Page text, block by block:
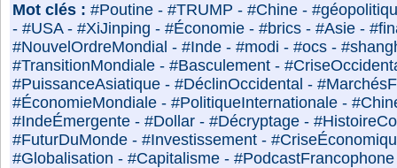
Mot clés : #Poutine - #TRUMP - #Chine -
- #USA- #XiJinping - #Économie - #brics - #Asie -
#NouvelOrdreMondial - #Inde - #modi - #ocs -
#TransitionMondiale - #Basculement -
#PuissanceAsiatique - #DéclinOccidental -
#ÉconomieMondiale - #PolitiqueInternationale -
#IndeÉmergente - #Dollar - #Décryptage -
#FuturDuMonde - #Investissement -
#Globalisation - #Capitalisme - #PodcastFrancophone